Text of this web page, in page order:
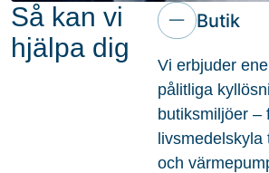
Så kan vi
hjälpa dig
Butik
Vi erbjuder
pålitliga
butiksmiljöer –
och